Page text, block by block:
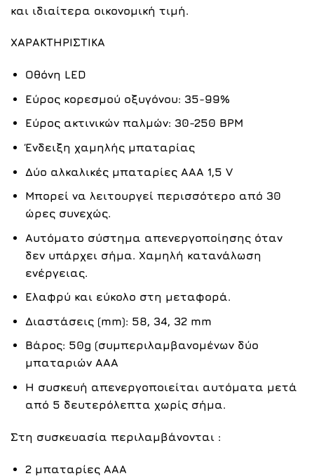
και ιδιαίτερα οικονομική τιμή.
ΧΑΡΑΚΤΗΡΙΣΤΙΚΑ
Οθόνη LED
Εύρος κορεσμού οξυγόνου: 35-99%
Εύρος ακτινικών παλμών: 30-250 BPM
Ένδειξη χαμηλής μπαταρίας
Δύο αλκαλικές μπαταρίες AAA 1,5 V
Μπορεί να λειτουργεί περισσότερο από 30
ώρες συνεχώς.
Αυτόματο σύστημα απενεργοποίησης όταν
δεν υπάρχει σήμα. Χαμηλή κατανάλωση
ενέργειας.
Ελαφρύ και εύκολο στη μεταφορά.
Διαστάσεις (mm): 58, 34, 32 mm
Βάρος: 50g (συμπεριλαμβανομένων δύο
μπαταριών AΑΑ
Η συσκευή απενεργοποιείται αυτόματα μετά
από 5 δευτερόλεπτα χωρίς σήμα.
Στη συσκευασία περιλαμβάνονται :
2 μπαταρίες AAA